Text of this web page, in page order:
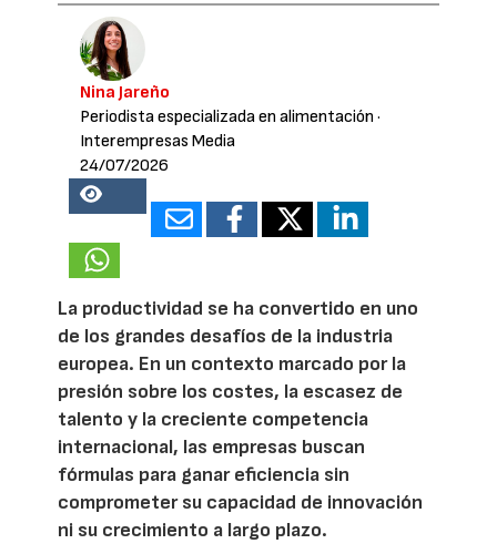
Nina Jareño
Periodista especializada en alimentación ·
Interempresas Media
24/07/2026
18654
La productividad se ha convertido en uno
de los grandes desafíos de la industria
europea. En un contexto marcado por la
presión sobre los costes, la escasez de
talento y la creciente competencia
internacional, las empresas buscan
fórmulas para ganar eficiencia sin
comprometer su capacidad de innovación
ni su crecimiento a largo plazo.